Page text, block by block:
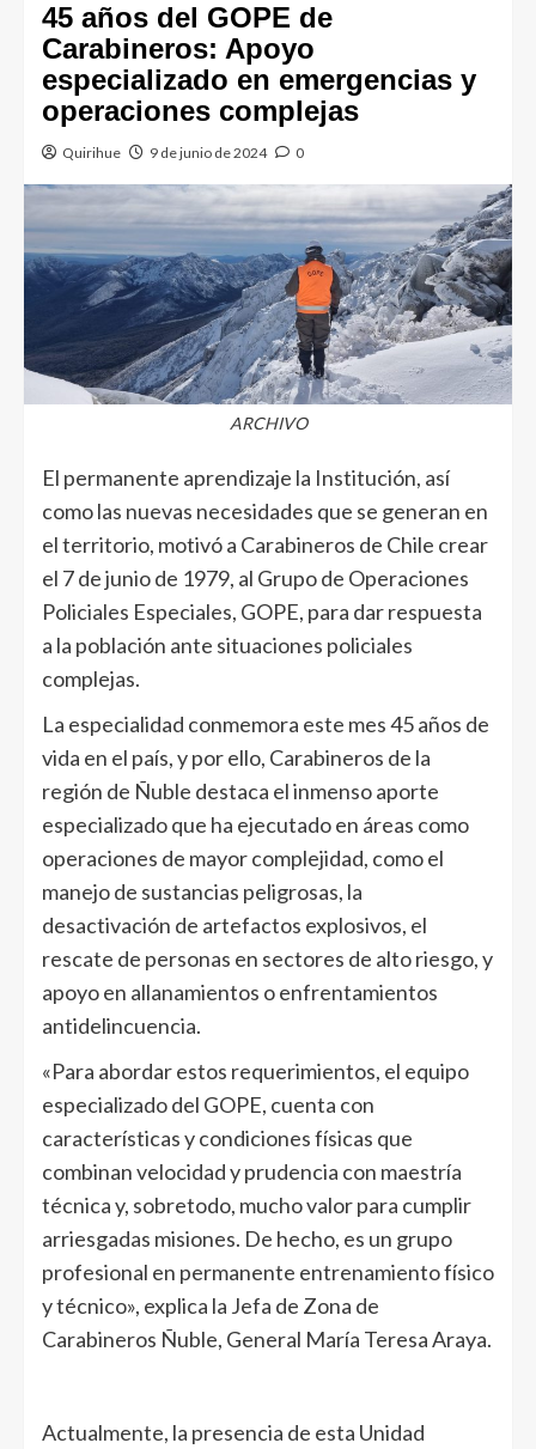
45 años del GOPE de
Carabineros: Apoyo
especializado en emergencias y
operaciones complejas
Quirihue 9 de junio de 2024 0
ARCHIVO
El permanente aprendizaje la Institución, así
como las nuevas necesidades que se generan en
el territorio, motivó a Carabineros de Chile crear
el 7 de junio de 1979, al Grupo de Operaciones
Policiales Especiales, GOPE, para dar respuesta
a la población ante situaciones policiales
complejas.
La especialidad conmemora este mes 45 años de
vida en el país, y por ello, Carabineros de la
región de Ñuble destaca el inmenso aporte
especializado que ha ejecutado en áreas como
operaciones de mayor complejidad, como el
manejo de sustancias peligrosas, la
desactivación de artefactos explosivos, el
rescate de personas en sectores de alto riesgo, y
apoyo en allanamientos o enfrentamientos
antidelincuencia.
«Para abordar estos requerimientos, el equipo
especializado del GOPE, cuenta con
características y condiciones físicas que
combinan velocidad y prudencia con maestría
técnica y, sobretodo, mucho valor para cumplir
arriesgadas misiones. De hecho, es un grupo
profesional en permanente entrenamiento físico
y técnico», explica la Jefa de Zona de
Carabineros Ñuble, General María Teresa Araya.
Actualmente, la presencia de esta Unidad